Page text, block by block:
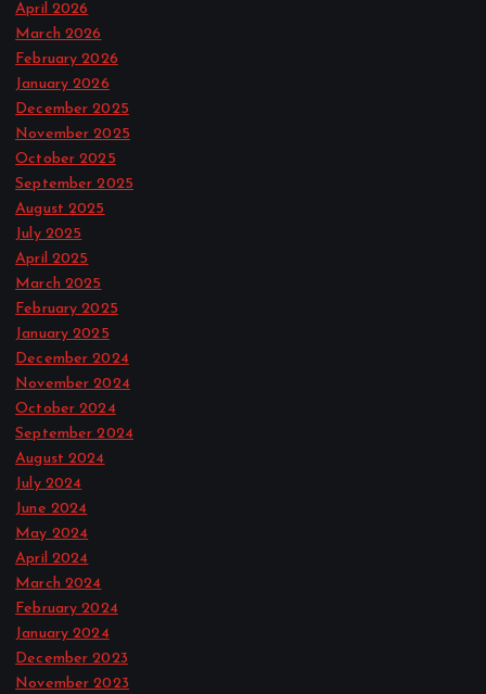
April 2026
March 2026
February 2026
January 2026
December 2025
November 2025
October 2025
September 2025
August 2025
July 2025
April 2025
March 2025
February 2025
January 2025
December 2024
November 2024
October 2024
September 2024
August 2024
July 2024
June 2024
May 2024
April 2024
March 2024
February 2024
January 2024
December 2023
November 2023